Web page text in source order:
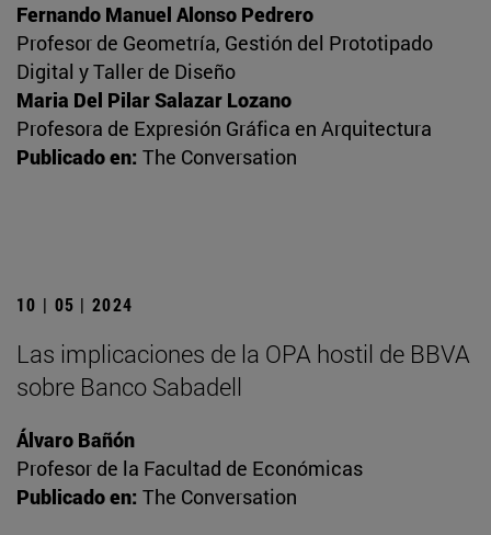
Fernando Manuel Alonso Pedrero
Profesor de Geometría, Gestión del Prototipado
Digital y Taller de Diseño
Maria Del Pilar Salazar Lozano
Profesora de Expresión Gráfica en Arquitectura
Publicado en: The Conversation
10 | 05 | 2024
Las implicaciones de la OPA hostil de BBVA
sobre Banco Sabadell
Álvaro Bañón
Profesor de la Facultad de Económicas
Publicado en: The Conversation